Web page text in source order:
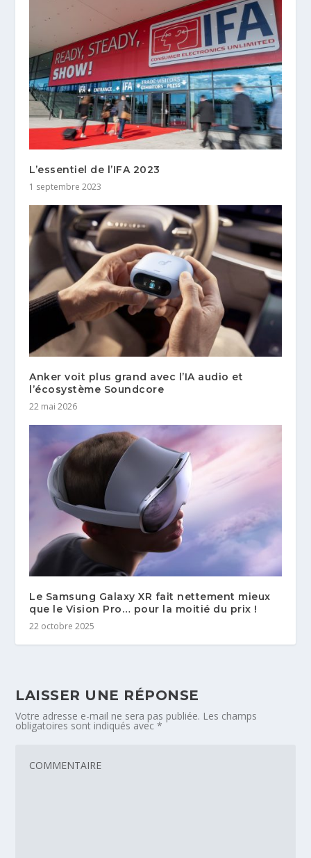
L’essentiel de l’IFA 2023
1 septembre 2023
Anker voit plus grand avec l’IA audio et
l’écosystème Soundcore
22 mai 2026
Le Samsung Galaxy XR fait nettement mieux
que le Vision Pro… pour la moitié du prix !
22 octobre 2025
LAISSER UNE RÉPONSE
Votre adresse e-mail ne sera pas publiée. Les champs
obligatoires sont indiqués avec*